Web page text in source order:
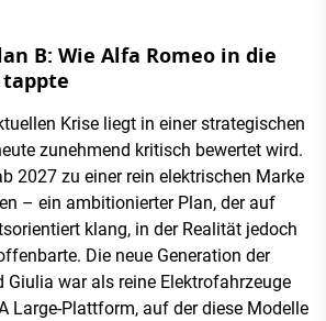
B: Wie Alfa Romeo in die
Krise liegt in einer strategischen
zunehmend kritisch bewertet wird.
2027 zu einer rein elektrischen Marke
– ein ambitionierter Plan, der auf
klang, in der Realität jedoch
Die neue Generation der
Giulia war als reine Elektrofahrzeuge
Large-Plattform, auf der diese Modelle